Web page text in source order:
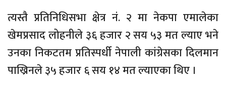
त्यस्तै प्रतिनिधिसभा क्षेत्र नं. २ मा नेकपा एमालेका
खेमप्रसाद लोहनीले ३६ हजार २ सय ५३ मत ल्याए भने
उनका निकटतम प्रतिस्पर्धी नेपाली कांग्रेसका दिलमान
पाख्रिनले ३५ हजार ६ सय १४ मत ल्याएका थिए ।